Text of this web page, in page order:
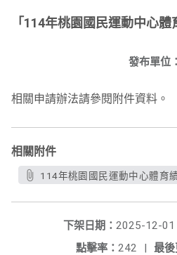
「114年桃園國民運動中心體
發布單位：
相關申請辦法請參閱附件資料。
相關附件
114年桃園國民運動中心體育
下架日期： 2025-12-01
最後
點擊率： 242 |